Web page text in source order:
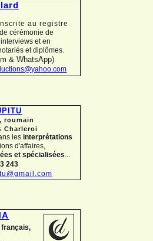
au registre
cérémonie de
et en
et diplômes.
& WhatsApp)
roumain
Charleroi
les interprétations
d'affaires,
et spécialisées
243
français,